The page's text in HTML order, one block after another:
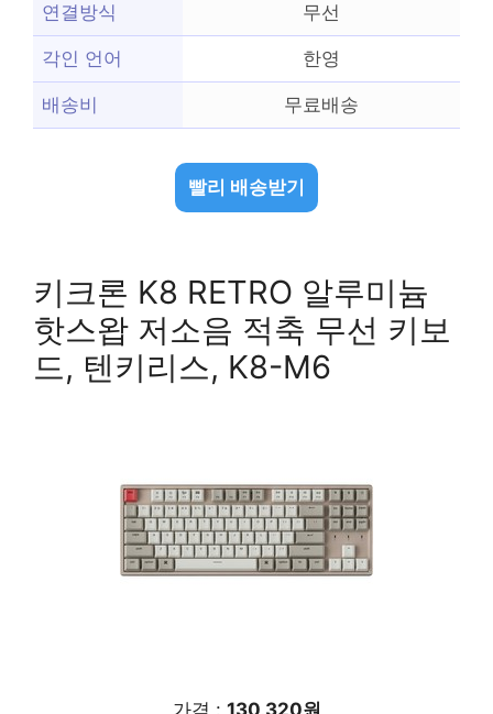
연결방식 무선
각인 언어 한영
배송비 무료배송
빨리 배송받기
키크론 K8 RETRO 알루미늄
핫스왑 저소음 적축 무선 키보
드, 텐키리스, K8-M6
가격 : 130,320원